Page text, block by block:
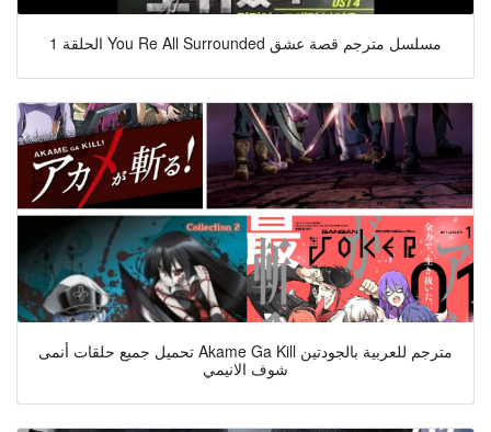
الحلقة 1 You Re All Surrounded مسلسل مترجم قصة عشق
تحميل جميع حلقات أنمى Akame Ga Kill مترجم للعربية بالجودتين
شوف الانيمي